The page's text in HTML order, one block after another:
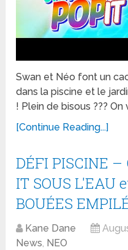
Swan et Néo font un
dans la piscine et le
! Plein de bisous ??? On
[Continue Reading...]
DÉFI PISCINE –
IT SOUS L'EAU
BOUÉES
Kane Dane
News, NEO